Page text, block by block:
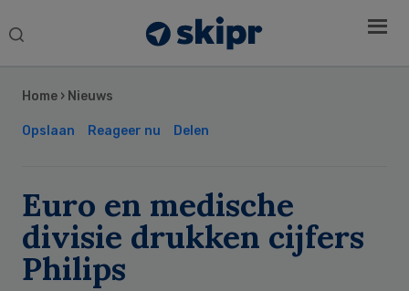
Search
Home › Nieuws
Opslaan Reageer nu Delen
Euro en medische
divisie drukken cijfers
Philips
Sidebar